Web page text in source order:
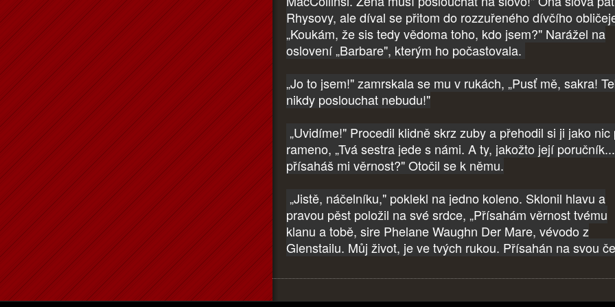
Rhysovy, ale díval se přitom do rozzuřeného dívčího
„Koukám, že sis tedy vědoma toho, kdo jsem?" Narážel na
oslovení „Barbare", kterým ho počastovala.
„Jo to jsem!" zamrskala se mu v rukách, „Pusť mě, sakra!
nikdy poslouchat nebudu!"
„Uvidíme!" Procedil klidně skrz zuby a přehodil si ji jako nic
rameno, „Tvá sestra jede s námi. A ty, jakožto její
přísaháš mi věrnost?" Otočil se k němu.
„Jistě, náčelníku," poklekl na jedno koleno. Sklonil hlavu a
pravou pěst položil na své srdce, „Přísahám věrnost tvému
klanu a tobě, sire Phelane Waughn Der Mare, vévodo z
Glenstailu. Můj život, je ve tvých rukou. Přísahán na svou